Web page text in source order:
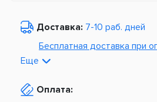
Доставка: 7-10 раб. дней
Бесплатная доставка при
Из Европы от
Еще
Оплата: